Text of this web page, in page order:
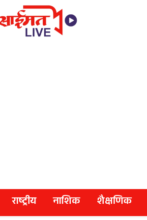
राष्ट्रीय नाशिक शैक्षणिक